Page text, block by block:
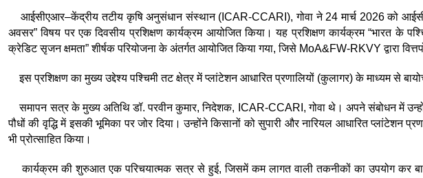
आईसीएआर–केंद्रीय तटीय कृषि अनुसंधान संस्थान (ICAR-CCARI), गोवा ने 24 मार्च 2026 को
अवसर” विषय पर एक दिवसीय प्रशिक्षण कार्यक्रम आयोजित किया। यह प्रशिक्षण कार्यक्रम “भारत के
क्रेडिट सृजन क्षमता” शीर्षक परियोजना के अंतर्गत आयोजित किया गया, जिसे MoA&FW-RKVY द्वारा
इस प्रशिक्षण का मुख्य उद्देश्य पश्चिमी तट क्षेत्र में प्लांटेशन आधारित प्रणालियों (कुलागर) के माध्यम से
समापन सत्र के मुख्य अतिथि डॉ. परवीन कुमार, निदेशक, ICAR-CCARI, गोवा थे। अपने संबोधन में
पौधों की वृद्धि में इसकी भूमिका पर जोर दिया। उन्होंने किसानों को सुपारी और नारियल आधारित प्लांटेशन
भी प्रोत्साहित किया।
कार्यक्रम की शुरुआत एक परिचयात्मक सत्र से हुई, जिसमें कम लागत वाली तकनीकों का उपयोग कर